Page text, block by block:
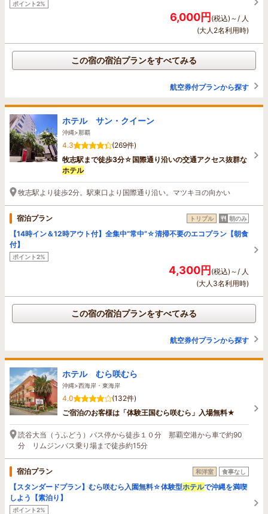
ポイント2%
6,000円(税込)～/ 人
(大人2名利用時)
この宿の宿泊プランをすべてみる
航空券付プランから探す
ホテル サン・クイーン
沖縄>那覇
4.3
(269件)
牧志駅まで徒歩3分☆国際通り沿いの交通アクセス抜群な
ホテル
牧志駅より徒歩2分。駅東口より国際通り沿い。マツキヨの向かい
宿泊プラン トリプル 朝のみ
【14時イン＆12時アウト付】全集中“常中”☆清掃不要のエコプラン【朝食
付】
ポイント2%
4,300円(税込)～/ 人
(大人3名利用時)
この宿の宿泊プランをすべてみる
航空券付プランから探す
ホテル むら咲むら
沖縄>西海岸・東海岸
4.0
(132件)
ご宿泊のお客様は「体験王国むら咲むら」入場無料★
読谷大当（うふどう）バス停から徒歩１０分 那覇空港から車で約90
分 リムジンバス乗り場まで徒歩約15分
宿泊プラン 和洋室 食事なし
【スタンダードプラン】むら咲むら入園無料☆体験型ホテルで沖縄を満喫
しよう【素泊り】
ポイント2%